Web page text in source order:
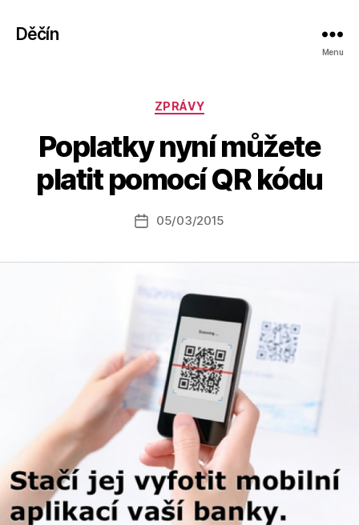
Děčín
Menu
Rubriky
ZPRÁVY
Poplatky nyní můžete
platit pomocí QR kódu
Autor
příspěvku
A
o
a
o
Datum
05/03/2015